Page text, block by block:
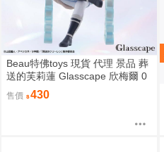
Beau特佛toys 現貨 代理 景品 葬
送的芙莉蓮 Glasscape 欣梅爾 0
售價 430